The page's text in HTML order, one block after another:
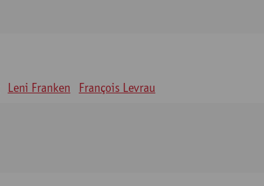
Leni Franken François Levrau